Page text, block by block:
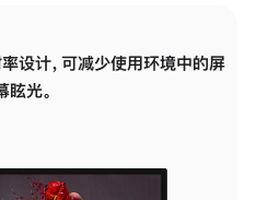
设计，可减少使用环境中的屏
眩光。